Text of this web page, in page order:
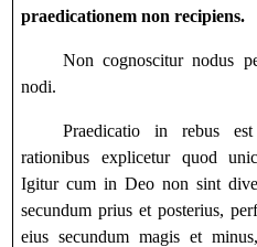
praedicationem non recipiens.
Non cognoscitur nodus
nodi.
Praedicatio in rebus
rationibus explicetur quod
Igitur cum in Deo non sint
secundum prius et posterius,
eius secundum magis et